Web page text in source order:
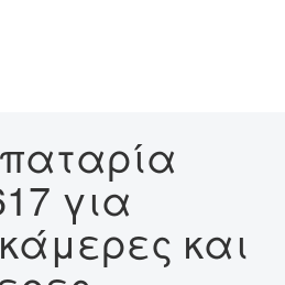
για
και